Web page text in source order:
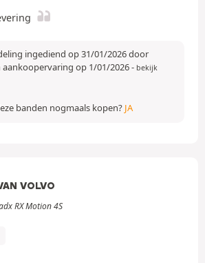
ingediend op 31/01/2026 door
op 1/01/2026- bekijk
banden nogmaals kopen? JA
VOLVO
RX Motion 4S